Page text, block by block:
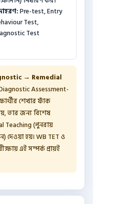
Pre-test, Entry
Test,
Test
→ Remedial
Assessment-
শেখার ফাঁক
তার জন্য বিশেষ
Teaching (পুনরায়
দেওয়া হয়। WB TET ও
এই সম্পর্ক প্রায়ই